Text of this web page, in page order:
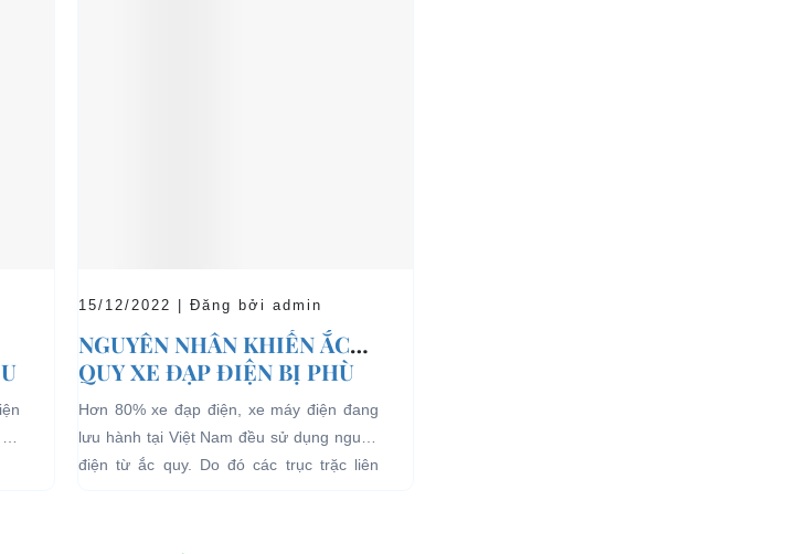
15/12/2022 | Đăng bởi admin
NGUYÊN NHÂN KHIẾN ẮC
QUY XE ĐẠP ĐIỆN BỊ PHÙ
Hơn 80% xe đạp điện, xe máy điện đang
lưu hành tại Việt Nam đều sử dụng nguồn
điện từ ắc quy. Do đó các trục trặc liên